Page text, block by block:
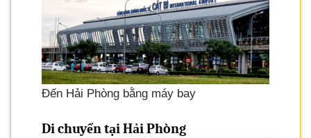
Đến Hải Phòng bằng máy bay
Di chuyển tại Hải Phòng